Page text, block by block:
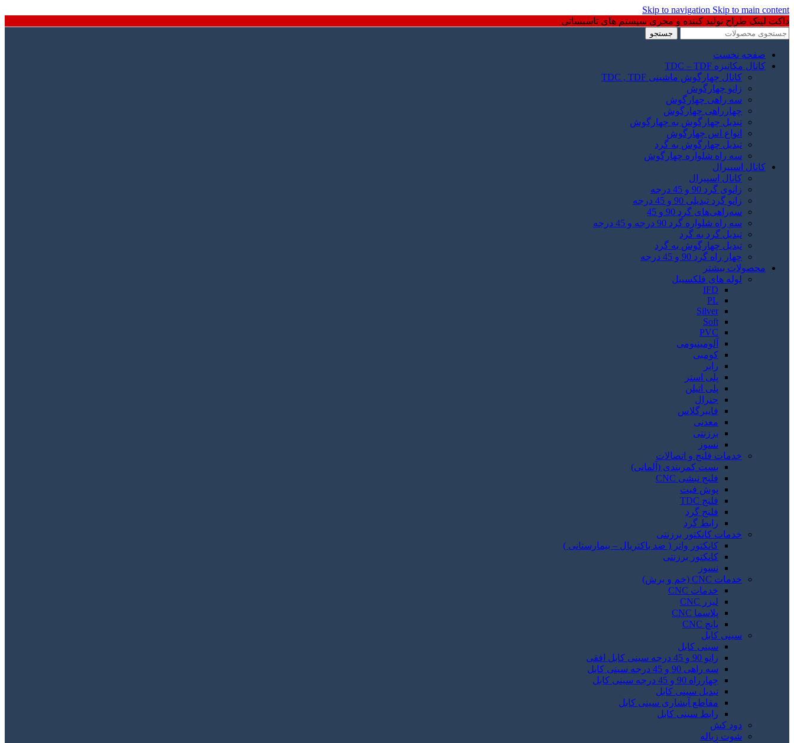
Skip to navigation Skip to main content
داکت لینک طراح تولید کننده و مجری سیستم های تاسیساتی
جستجو
صفحه نخست
کانال مکانیزه TDC – TDF
کانال چهارگوش ماشینی TDC , TDF
زانو چهارگوش
سه راهی چهارگوش
چهارراهی چهارگوش
تبدیل چهارگوش به چهارگوش
انواع اس چهارگوش
تبدیل چهارگوش به گرد
سه راه شلواره چهارگوش
کانال اسپیرال
کانال اسپیرال
زانوی گرد 90 و 45 درجه
زانو گرد تبدیلی 90 و 45 درجه
سه‌راهی‌های گرد 90 و 45
سه راه شلواره گرد 90 درجه و 45 درجه
تبدیل گرد به گرد
تبدیل چهارگوش به گرد
چهار راه گرد 90 و 45 درجه
محصولات بیشتر
لوله های فلکسیبل
IFD
PL
Silver
Soft
PVC
آلومینیومی
کومبی
رابر
پلی استر
پلی اتیلن
جنرال
فایبرگلاس
معدنی
برزنتی
نسوز
خدمات فلنج و اتصالات
بست کمربندی (آلمانی)
فلنج نبشی CNC
پوش فیت
فلنج TDC
فلنج گرد
رابط گرد
خدمات کانکتور برزنتی
کانکتور واتر ( ضد باکتریال – بیمارستانی )
کانکتور برزنتی
نسوز
خدمات CNC (خم و برش)
خدمات CNC
لیزر CNC
پلاسما CNC
پانچ CNC
سینی کابل
سینی کابل
زانو 90 و 45 درجه سینی کابل افقی
سه راهی 90 و 45 درجه سینی کابل
چهارراه 90 و 45 درجه سینی کابل
تبدیل سینی کابل
مقاطع آبشاری سینی کابل
رابط سینی کابل
دود کش
شوت زباله